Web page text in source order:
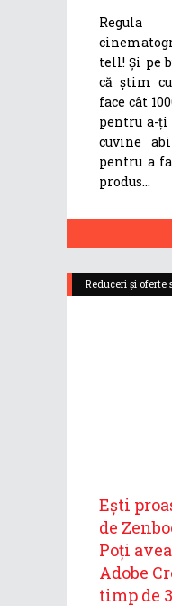
tell! Și pe
că știm
face cât
pentru a-ți
cuvine
pentru a
produs
Reduceri și oferte
Ești
de
Poți
Adobe
timp de